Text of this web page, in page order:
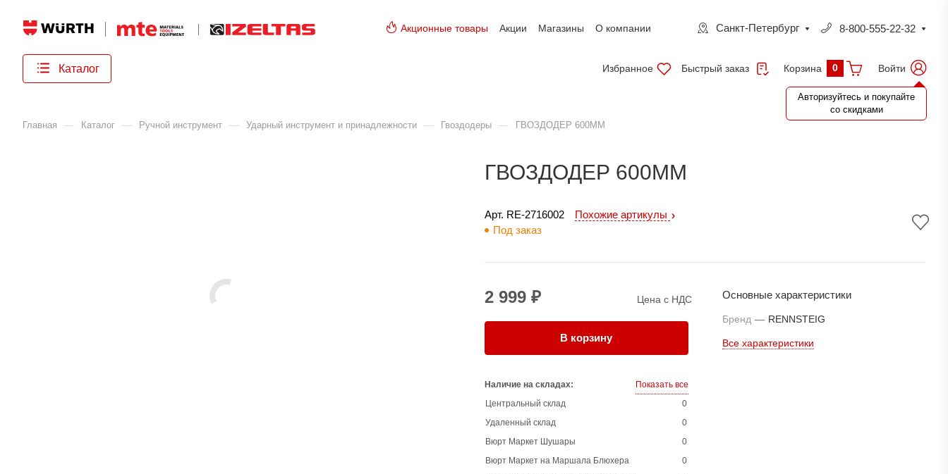
Акционные товары Акции Магазины О компании Санкт-Петербург 8-800-555-22-32
Каталог Избранное Быстрый заказ Корзина 0 Войти
Авторизуйтесь и покупайте
со скидками
Главная
— Каталог — Ручной инструмент — Ударный инструмент и принадлежности — Гвоздодеры — ГВОЗДОДЕР 600ММ
ГВОЗДОДЕР 600ММ
Арт. RE-2716002
Похожие артикулы
Под заказ
2 999 ₽ Цена с НДС
В корзину
Наличие на складах:
Показать все
Центральный склад
0
Удаленный склад
0
Вюрт Маркет Шушары
0
Вюрт Маркет на Маршала Блюхера
0
Основные характеристики
Бренд — RENNSTEIG
Все характеристики